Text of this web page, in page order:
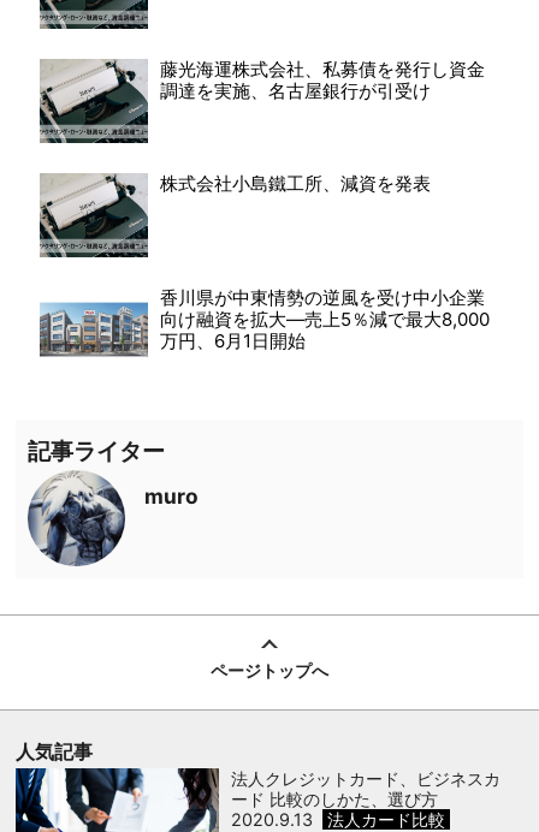
藤光海運株式会社、私募債を発行し資金
調達を実施、名古屋銀行が引受け
株式会社小島鐵工所、減資を発表
香川県が中東情勢の逆風を受け中小企業
向け融資を拡大―売上5％減で最大8,000
万円、6月1日開始
記事ライター
muro
ページトップへ
人気記事
法人クレジットカード、ビジネスカ
ード 比較のしかた、選び方
2020.9.13
法人カード比較